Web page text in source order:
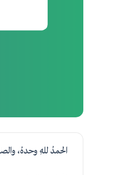
الحمدُ للهِ وحدهُ،